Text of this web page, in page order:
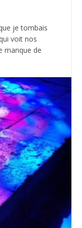
je tombais
voit nos
manque de